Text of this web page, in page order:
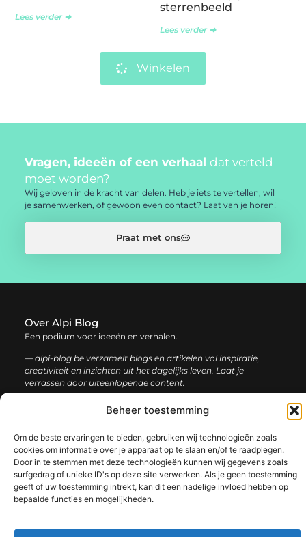
Beheer toestemming
Om de beste ervaringen te bieden, gebruiken wij technologieën zoals
cookies om informatie over je apparaat op te slaan en/of te raadplegen.
Door in te stemmen met deze technologieën kunnen wij gegevens zoals
surfgedrag of unieke ID's op deze site verwerken. Als je geen toestemming
geeft of uw toestemming intrekt, kan dit een nadelige invloed hebben op
bepaalde functies en mogelijkheden.
Lees verder ➜
sterrenbeeld
Lees verder ➜
Winkelen
Vragen, ideeën of een verhaal dat verteld
moet worden?
Wij geloven in de kracht van delen. Heb je iets te vertellen, wil
je samenwerken, of gewoon even contact? Laat van je horen!
Praat met ons
Over Alpi Blog
Een podium voor ideeën en verhalen.
— alpi-blog.be verzamelt blogs en artikelen vol inspiratie,
creativiteit en inzichten uit het dagelijks leven. Laat je
verrassen door uiteenlopende content.
informatie